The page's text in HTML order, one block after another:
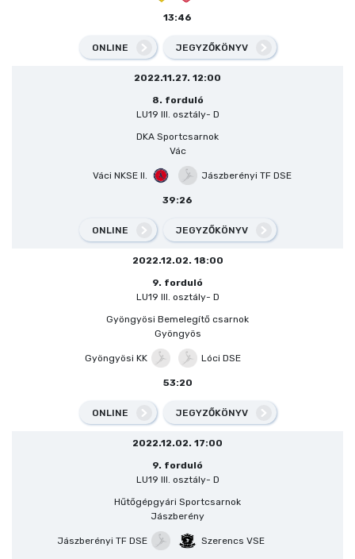
13:46
ONLINE JEGYZŐKÖNYV
2022.11.27. 12:00
8. forduló
LU19 III. osztály- D
DKA Sportcsarnok
Vác
Váci NKSE II. Jászberényi TF DSE
39:26
ONLINE JEGYZŐKÖNYV
2022.12.02. 18:00
9. forduló
LU19 III. osztály- D
Gyöngyösi Bemelegítő csarnok
Gyöngyös
Gyöngyösi KK Lóci DSE
53:20
ONLINE JEGYZŐKÖNYV
2022.12.02. 17:00
9. forduló
LU19 III. osztály- D
Hűtőgépgyári Sportcsarnok
Jászberény
Jászberényi TF DSE Szerencs VSE